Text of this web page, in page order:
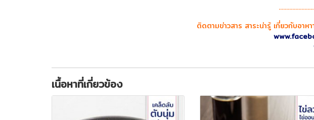
ติดตามข่าวสาร สาระน่ารู้ เกี่ยวกับอาห
เนื้อหาที่เกี่ยวข้อง